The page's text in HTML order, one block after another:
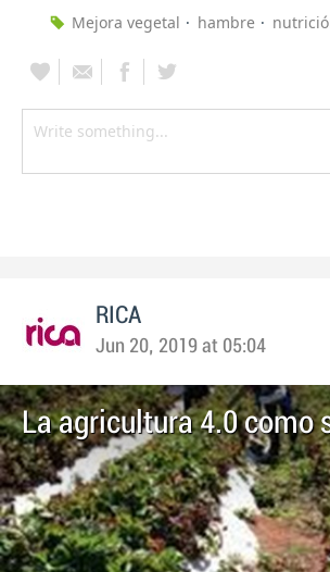
Mejora vegetal
hambre
RICA
Jun 20, 2019 at 05:04
La agricultura 4.0 como